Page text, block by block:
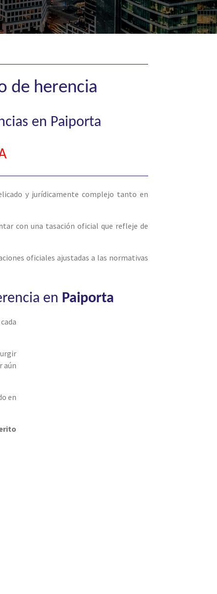
de herencia
en Paiporta
y jurídicamente complejo tanto en
con una tasación oficial que refleje de
oficiales ajustadas a las normativas
en Paiporta
aún
en